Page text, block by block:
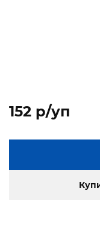
152 p/уп